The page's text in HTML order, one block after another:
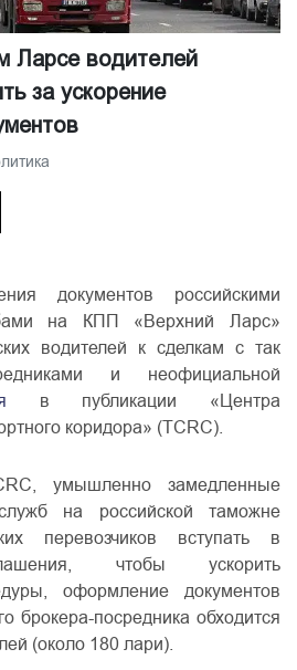
Ларсе водителей
за ускорение
документов российскими
на КПП «Верхний Ларс»
водителей к сделкам с так
и неофициальной
в публикации «Центра
коридора» (TCRC).
умышленно замедленные
на российской таможне
перевозчиков вступать в
чтобы ускорить
оформление документов
брокера-посредника обходится
(около 180 лари).